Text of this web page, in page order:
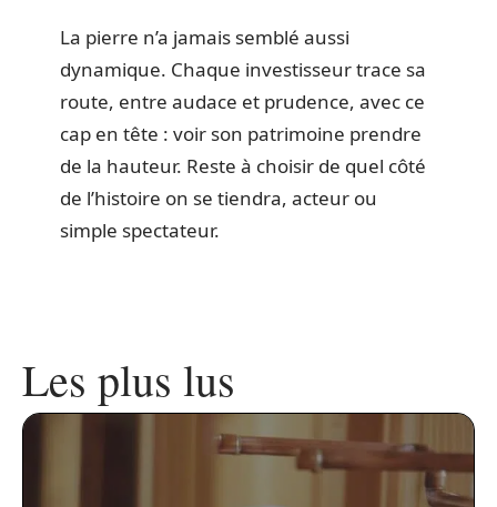
La pierre n’a jamais semblé aussi
dynamique. Chaque investisseur trace sa
route, entre audace et prudence, avec ce
cap en tête : voir son patrimoine prendre
de la hauteur. Reste à choisir de quel côté
de l’histoire on se tiendra, acteur ou
simple spectateur.
Les plus lus